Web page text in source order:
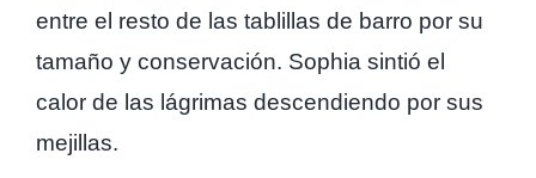
entre el resto de las tablillas de barro por su
tamaño y conservación. Sophia sintió el
calor de las lágrimas descendiendo por sus
mejillas.